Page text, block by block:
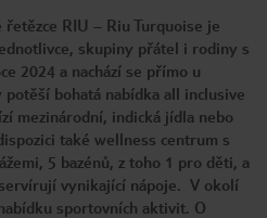
RIU – Riu Turquoise je
skupiny přátel i rodiny s
2024 a nachází se přímo u
bohatá nabídka all inclusive
mezinárodní, indická jídla nebo
také wellness centrum s
5 bazénů, z toho 1 pro děti, a
vynikající nápoje. V okolí
sportovních aktivit. O